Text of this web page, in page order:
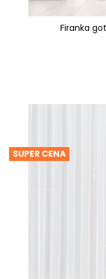
Firanka
SUPER CENA